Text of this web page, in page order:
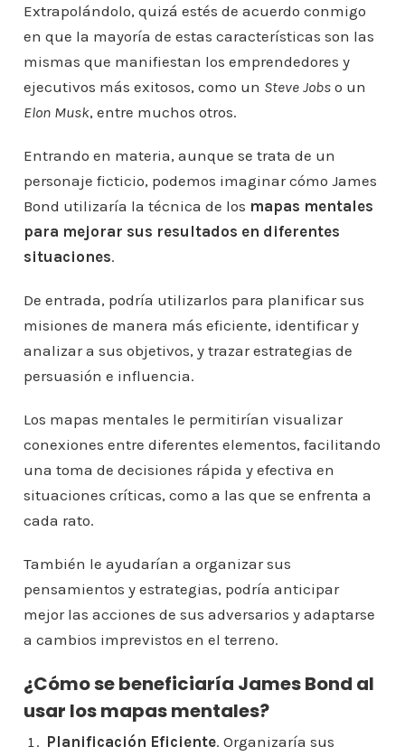
Extrapolándolo, quizá estés de acuerdo conmigo
en que la mayoría de estas características son las
mismas que manifiestan los emprendedores y
ejecutivos más exitosos, como un Steve Jobso un
Elon Musk, entre muchos otros.
Entrando en materia, aunque se trata de un
personaje ficticio, podemos imaginar cómo James
Bond utilizaría la técnica de los mapas mentales
para mejorar sus resultados en diferentes
situaciones.
De entrada, podría utilizarlos para planificar sus
misiones de manera más eficiente, identificar y
analizar a sus objetivos, y trazar estrategias de
persuasión e influencia.
Los mapas mentales le permitirían visualizar
conexiones entre diferentes elementos, facilitando
una toma de decisiones rápida y efectiva en
situaciones críticas, como a las que se enfrenta a
cada rato.
También le ayudarían a organizar sus
pensamientos y estrategias, podría anticipar
mejor las acciones de sus adversarios y adaptarse
a cambios imprevistos en el terreno.
¿Cómo se beneficiaría James Bond al
usar los mapas mentales?
Planificación Eficiente. Organizaría sus